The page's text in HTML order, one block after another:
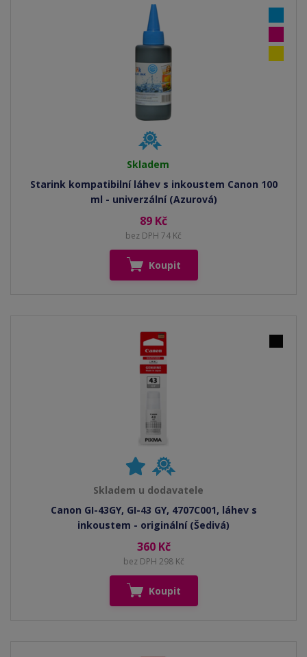
Skladem
Starink kompatibilní láhev s inkoustem Canon 100
ml - univerzální (Azurová)
89 Kč
bez DPH 74 Kč
Koupit
Skladem u dodavatele
Canon GI-43GY, GI-43 GY, 4707C001, láhev s
inkoustem - originální (Šedivá)
360 Kč
bez DPH 298 Kč
Koupit